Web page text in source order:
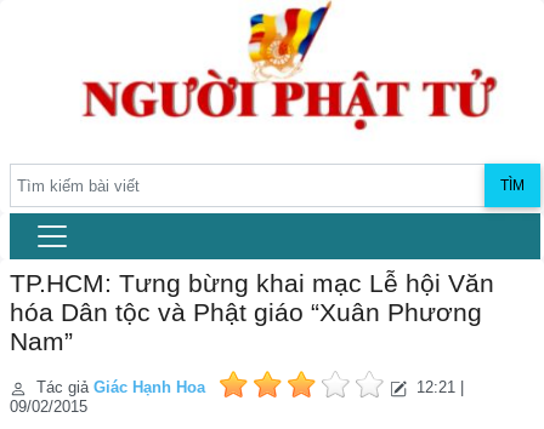
TÌM
TP.HCM: Tưng bừng khai mạc Lễ hội Văn
hóa Dân tộc và Phật giáo “Xuân Phương
Nam”
Tác giả Giác Hạnh Hoa
12:21 |
09/02/2015